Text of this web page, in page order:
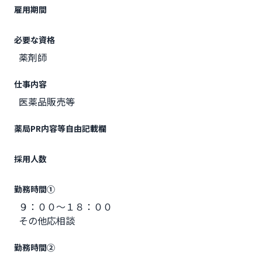
雇用期間
必要な資格
薬剤師
仕事内容
医薬品販売等
薬局PR内容等自由記載欄
採用人数
勤務時間①
９：００～１８：００
その他応相談
勤務時間②